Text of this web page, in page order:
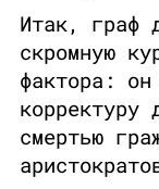
Итак, граф
скромную
фактора: он
корректуру
смертью